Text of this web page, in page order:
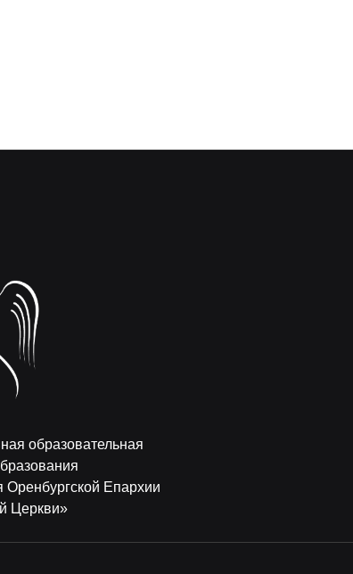
образовательная
Оренбургской Епархии
Церкви»